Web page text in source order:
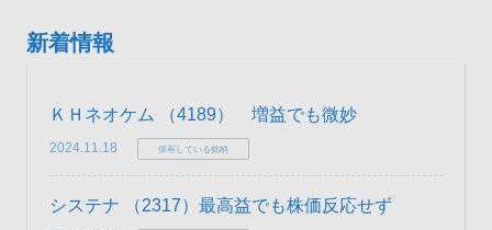
新着情報
ＫＨネオケム （4189） 増益でも微妙
2024.11.18 保有している銘柄
システナ （2317）最高益でも株価反応せず